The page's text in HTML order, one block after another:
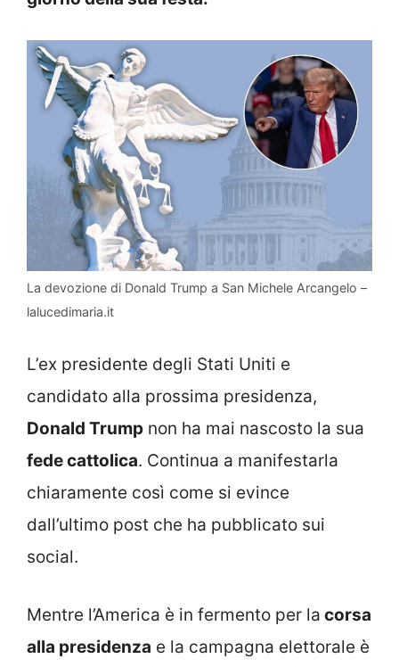
La devozione di Donald Trump a San Michele Arcangelo –
lalucedimaria.it
L’ex presidente degli Stati Uniti e
candidato alla prossima presidenza,
Donald Trump non ha mai nascosto la sua
fede cattolica. Continua a manifestarla
chiaramente così come si evince
dall’ultimo post che ha pubblicato sui
social.
Mentre l’America è in fermento per la corsa
alla presidenza e la campagna elettorale è